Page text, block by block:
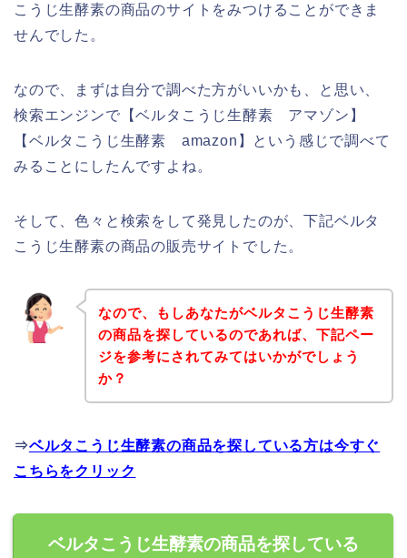
こうじ生酵素の商品のサイトをみつけることができま
せんでした。
なので、まずは自分で調べた方がいいかも、と思い、
検索エンジンで【ベルタこうじ生酵素 アマゾン】
【ベルタこうじ生酵素 amazon】という感じで調べて
みることにしたんですよね。
そして、色々と検索をして発見したのが、下記ベルタ
こうじ生酵素の商品の販売サイトでした。
なので、もしあなたがベルタこうじ生酵素
の商品を探しているのであれば、下記ペー
ジを参考にされてみてはいかがでしょう
か？
⇒ベルタこうじ生酵素の商品を探している方は今すぐ
こちらをクリック
ベルタこうじ生酵素の商品を探している